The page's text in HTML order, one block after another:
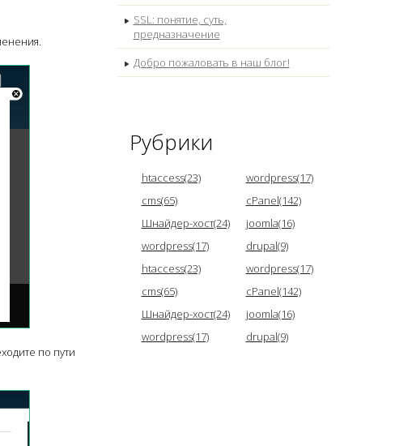
по пути
SSL: понятие, суть,
предназначение
Добро пожаловать в наш блог!
Рубрики
htaccess(23)
wordpress(17)
cms(65)
cPanel(142)
Шнайдер-хост(24)
joomla(16)
wordpress(17)
drupal(9)
htaccess(23)
wordpress(17)
cms(65)
cPanel(142)
Шнайдер-хост(24)
joomla(16)
wordpress(17)
drupal(9)